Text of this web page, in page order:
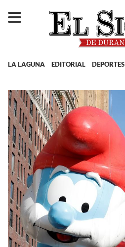
LA LAGUNA EDITORIAL DEPORTES